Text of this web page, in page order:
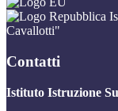
Cavallotti"
Contatti
Istituto Istruzione